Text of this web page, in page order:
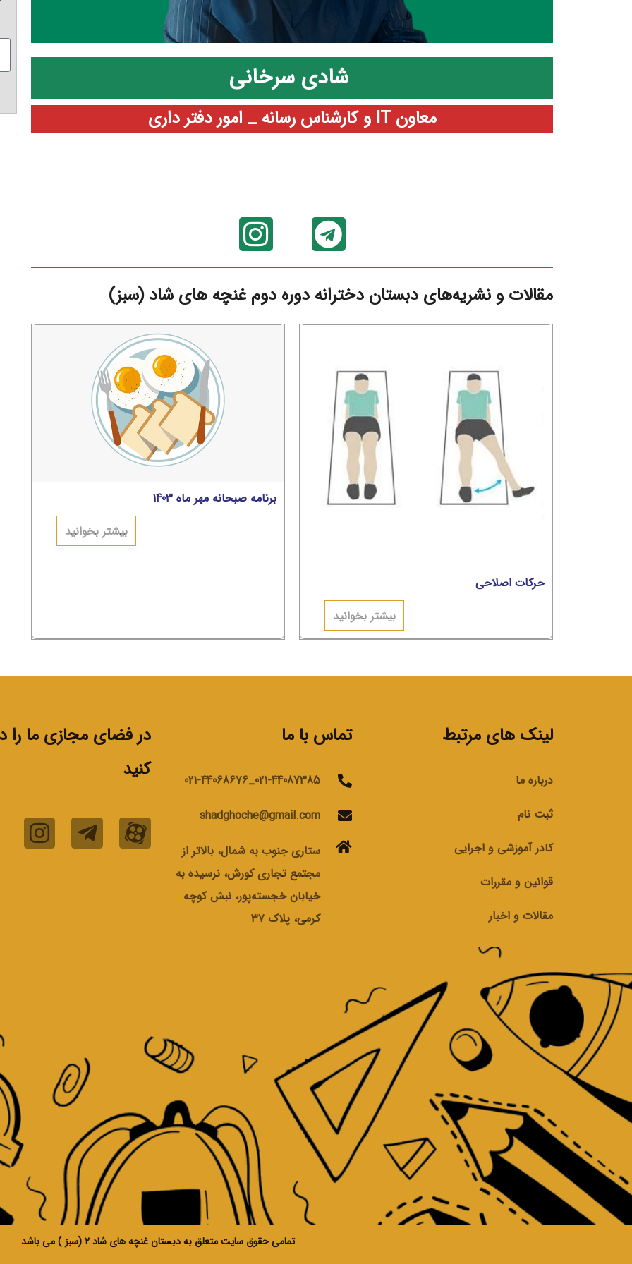
شادی سرخانی
معاون IT و کارشناس رسانه _ امور دفتر داری
مقالات و نشریه‌های دبستان دخترانه دوره دوم غنچه های شاد (سبز)
حرکات اصلاحی
بیشتر بخوانید
برنامه صبحانه مهر ماه 1403
بیشتر بخوانید
لینک های مرتبط
درباره ما
ثبت نام
کادر آموزشی و اجرایی
قوانین و مقررات
مقالات و اخبار
تماس با ما
021-44087385_021-44068676
shadghoche@gmail.com
ستاری جنوب به شمال، بالاتر از
مجتمع تجاری کورش، نرسیده به
خیابان خجسته‌پور، نبش کوچه
کرمی، پلاک ۳۷
در فضای مجازی ما را
کنید
تمامی حقوق سایت متعلق به دبستان غنچه های شاد 2 (سبز ) می باشد